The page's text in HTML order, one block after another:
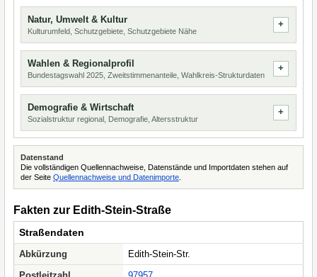
Natur, Umwelt & Kultur
Kulturumfeld, Schutzgebiete, Schutzgebiete Nähe
Wahlen & Regionalprofil
Bundestagswahl 2025, Zweitstimmenanteile, Wahlkreis-Strukturdaten
Demografie & Wirtschaft
Sozialstruktur regional, Demografie, Altersstruktur
Datenstand
Die vollständigen Quellennachweise, Datenstände und Importdaten stehen auf
der Seite Quellennachweise und Datenimporte
Fakten zur Edith-Stein-Straße
Straßendaten
Abkürzung
Edith-Stein-Str.